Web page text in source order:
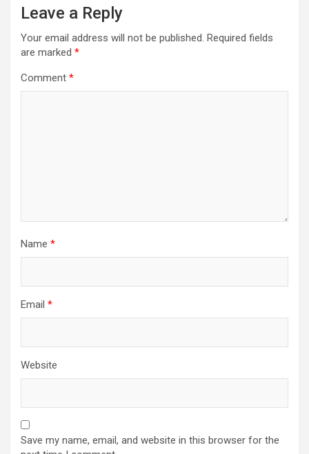
Leave a Reply
Your email address will not be published. Required fields
are marked *
Comment *
Name *
Email *
Website
Save my name, email, and website in this browser for the